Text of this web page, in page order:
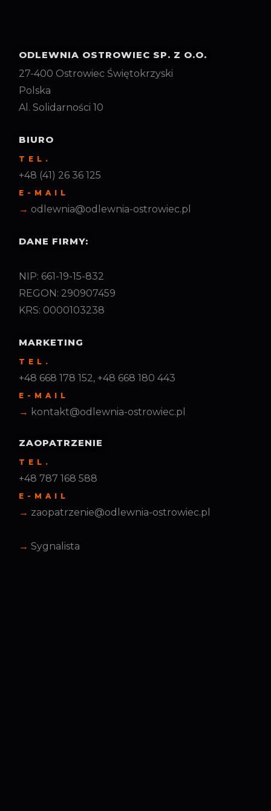
ODLEWNIA OSTROWIEC SP. Z O.O.
27-400 Ostrowiec Świętokrzyski
Polska
Al. Solidarności 10
BIURO
TEL.
+48 (41) 26 36 125
E-MAIL
odlewnia@odlewnia-ostrowiec.pl
DANE FIRMY:
NIP: 661-19-15-832
REGON: 290907459
KRS: 0000103238
MARKETING
TEL.
+48 668 178 152, +48 668 180 443
E-MAIL
kontakt@odlewnia-ostrowiec.pl
ZAOPATRZENIE
TEL.
+48 787 168 588
E-MAIL
zaopatrzenie@odlewnia-ostrowiec.pl
Sygnalista